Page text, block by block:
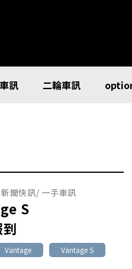
訊 二輪車訊
新聞快訊/ 一手車訊
S
Vantage
Vantage S